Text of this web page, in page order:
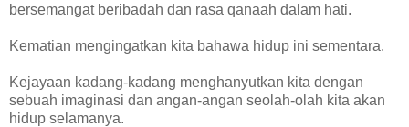
bersemangat beribadah dan rasa qanaah dalam hati.
Kematian mengingatkan kita bahawa hidup ini sementara.
Kejayaan kadang-kadang menghanyutkan kita dengan
sebuah imaginasi dan angan-angan seolah-olah kita akan
hidup selamanya.